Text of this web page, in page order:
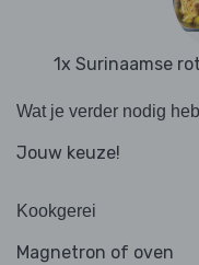
1x Surinaamse
Wat je verder nodig
Jouw keuze!
Kookgerei
Magnetron of oven